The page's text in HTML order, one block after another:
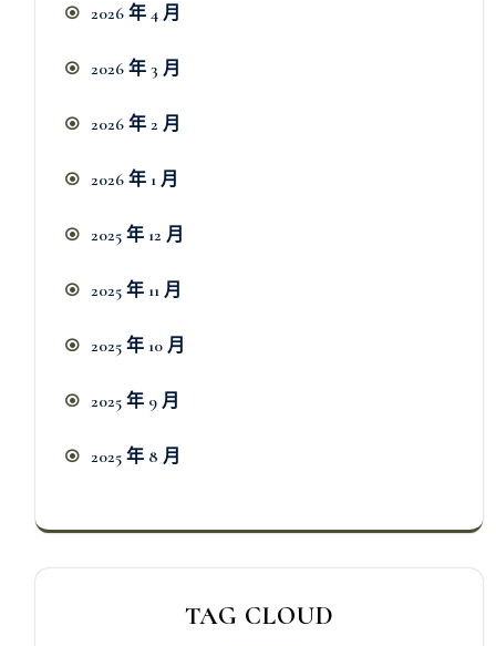
2026 年 4 月
2026 年 3 月
2026 年 2 月
2026 年 1 月
2025 年 12 月
2025 年 11 月
2025 年 10 月
2025 年 9 月
2025 年 8 月
TAG CLOUD